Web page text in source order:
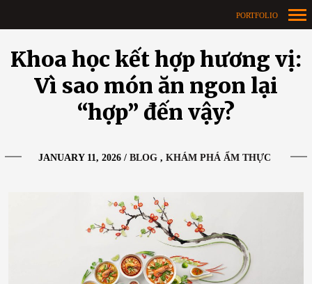
Navigation
PORTFOLIO
Khoa học kết hợp hương vị:
Vì sao món ăn ngon lại
“hợp” đến vậy?
JANUARY 11, 2026 / BLOG KHÁM PHÁ ẨM THỰC